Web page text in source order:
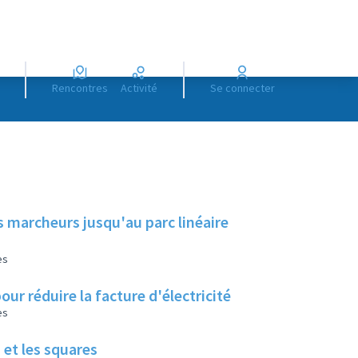
Rencontres Activité Se connecter
jusqu'au parc linéaire
réduire la facture d'électricité
les squares